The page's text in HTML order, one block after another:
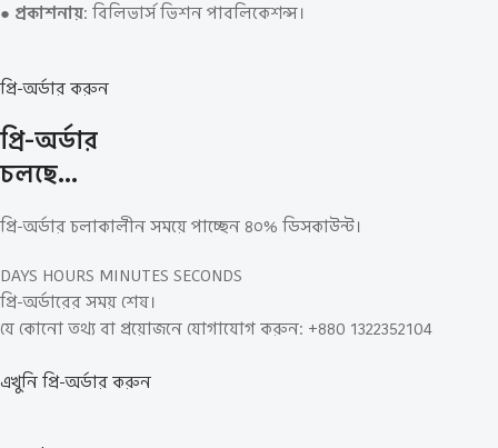
● প্রকাশনায়: বিলিভার্স ভিশন পাবলিকেশন্স।
প্রি-অর্ডার করুন
প্রি-অর্ডার
চলছে…
প্রি-অর্ডার চলাকালীন সময়ে পাচ্ছেন ৪০% ডিসকাউন্ট।
DAYS HOURS MINUTES SECONDS
প্রি-অর্ডারের সময় শেষ।
যে কোনো তথ্য বা প্রয়োজনে যোগাযোগ করুন: +880 1322352104
এখুনি প্রি-অর্ডার করুন